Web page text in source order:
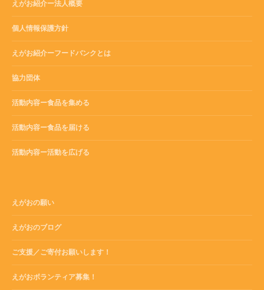
えがお紹介ー法人概要
個人情報保護方針
えがお紹介ーフードバンクとは
協力団体
活動内容ー食品を集める
活動内容ー食品を届ける
活動内容ー活動を広げる
えがおの願い
えがおのブログ
ご支援／ご寄付お願いします！
えがおボランティア募集！